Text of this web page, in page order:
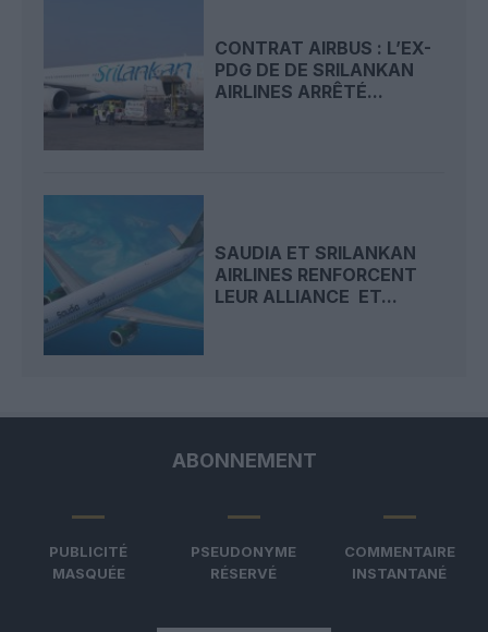
CONTRAT AIRBUS : L’EX-
PDG DE DE SRILANKAN
AIRLINES ARRÊTÉ...
SAUDIA ET SRILANKAN
AIRLINES RENFORCENT
LEUR ALLIANCE ET...
ABONNEMENT
PUBLICITÉ
MASQUÉE
PSEUDONYME
RÉSERVÉ
COMMENTAIRE
INSTANTANÉ